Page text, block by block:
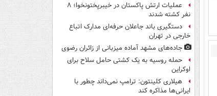
عملیات ارتش پاکستان در خیبرپختونخوا؛ ۸
نفر کشته شدند
دستگیری باند جاعلان حرفه‌ای مدارک اتباع
خارجی در تهران
جاده‌های مشهد آماده میزبانی از زائران رضوی
حمله روسیه به یک کشتی حامل سلاح برای
اوکراین
هیلاری کلینتون: ترامپ نمی‌داند چطور با
ایرانی‌ها مذاکره کند